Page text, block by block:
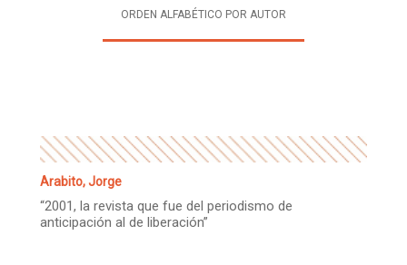
ORDEN ALFABÉTICO POR AUTOR
Arabito, Jorge
“2001, la revista que fue del periodismo de
anticipación al de liberación”